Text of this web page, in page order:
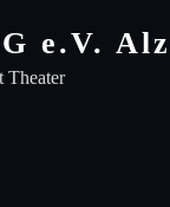
e.V.
Theater